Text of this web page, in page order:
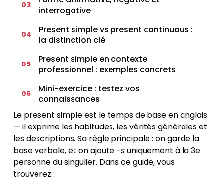
03
interrogative
04
Present simple vs present continuous :
la distinction clé
05
Present simple en contexte
professionnel : exemples concrets
06
Mini-exercice : testez vos
connaissances
Le present simple est le temps de base en anglais
— il exprime les habitudes, les vérités générales et
les descriptions. Sa règle principale : on garde la
base verbale, et on ajoute -suniquement à la 3e
personne du singulier. Dans ce guide, vous
trouverez :